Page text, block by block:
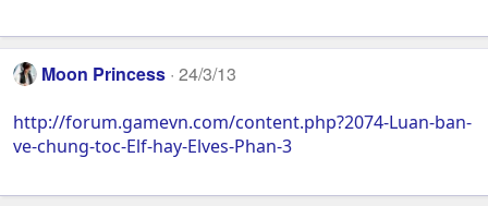
Moon Princess 24/3/13
http://forum.gamevn.com/content.php?2074-Luan-ban-
ve-chung-toc-Elf-hay-Elves-Phan-3